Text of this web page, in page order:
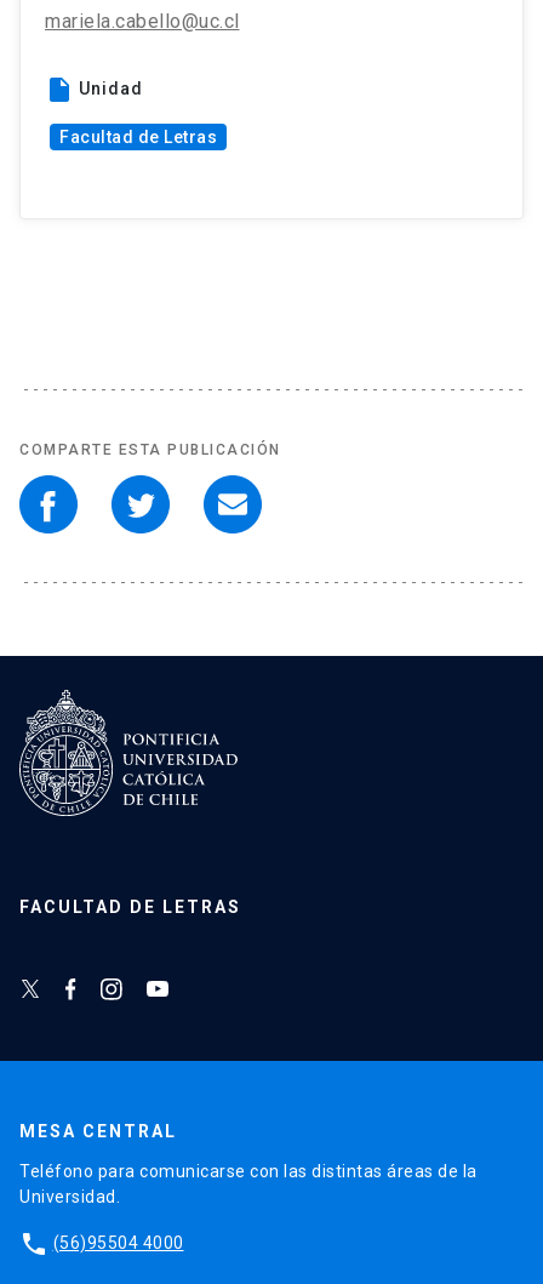
mariela.cabello@uc.cl
insert_drive_file Unidad
Facultad de Letras
COMPARTE ESTA PUBLICACIÓN
FACULTAD DE LETRAS
MESA CENTRAL
Teléfono para comunicarse con las distintas áreas de la
Universidad.
phone (56)95504 4000